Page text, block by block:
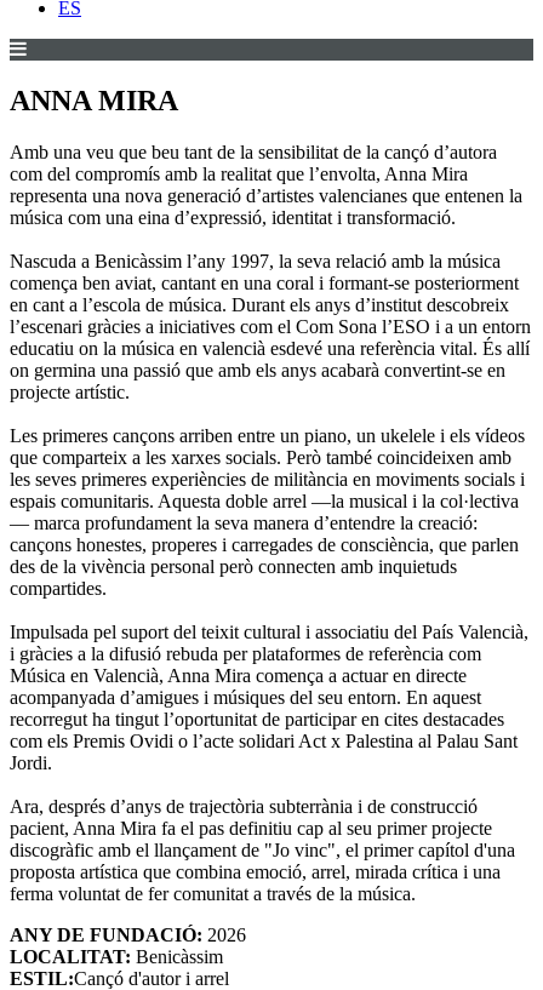
ES
ANNA MIRA
Amb una veu que beu tant de la sensibilitat de la cançó d’autora
com del compromís amb la realitat que l’envolta, Anna Mira
representa una nova generació d’artistes valencianes que entenen la
música com una eina d’expressió, identitat i transformació.
Nascuda a Benicàssim l’any 1997, la seva relació amb la música
comença ben aviat, cantant en una coral i formant-se posteriorment
en cant a l’escola de música. Durant els anys d’institut descobreix
l’escenari gràcies a iniciatives com el Com Sona l’ESO i a un entorn
educatiu on la música en valencià esdevé una referència vital. És allí
on germina una passió que amb els anys acabarà convertint-se en
projecte artístic.
Les primeres cançons arriben entre un piano, un ukelele i els vídeos
que comparteix a les xarxes socials. Però també coincideixen amb
les seves primeres experiències de militància en moviments socials i
espais comunitaris. Aquesta doble arrel —la musical i la col·lectiva
— marca profundament la seva manera d’entendre la creació:
cançons honestes, properes i carregades de consciència, que parlen
des de la vivència personal però connecten amb inquietuds
compartides.
Impulsada pel suport del teixit cultural i associatiu del País Valencià,
i gràcies a la difusió rebuda per plataformes de referència com
Música en Valencià, Anna Mira comença a actuar en directe
acompanyada d’amigues i músiques del seu entorn. En aquest
recorregut ha tingut l’oportunitat de participar en cites destacades
com els Premis Ovidi o l’acte solidari Act x Palestina al Palau Sant
Jordi.
Ara, després d’anys de trajectòria subterrània i de construcció
pacient, Anna Mira fa el pas definitiu cap al seu primer projecte
discogràfic amb el llançament de "Jo vinc", el primer capítol d'una
proposta artística que combina emoció, arrel, mirada crítica i una
ferma voluntat de fer comunitat a través de la música.
ANY DE FUNDACIÓ: 2026
LOCALITAT: Benicàssim
ESTIL:Cançó d'autor i arrel